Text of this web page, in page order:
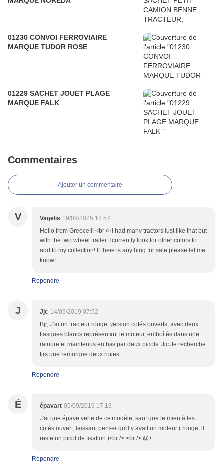
01230 CONVOI FERROVIAIRE
MARQUE TUDOR ROSE
01229 SACHET JOUET PLAGE
MARQUE FALK
Commentaires
Ajouter un commentaire
V Vagelis 19/09/2025 18:57
Hello from Greece!!! <br /> I had many tractors just like that but
with the two wheel trailer. I currently look for other colors to
add to my collection! If there is anything for sale please let me
know!
Répondre
J Jjc 14/09/2019 07:52
Bjr, J’ai un tracteur rouge, version cotés ouverts, avec deux
flasques blancs représentant le moteur, emboîtés dans une
rainure et maintenus en bas par deux picots. Jjc Je recherche
tjrs une remorque deux roues ...
Répondre
É épavart 05/09/2019 17:13
J'ai une épave verte de ce modèle, sauf que le mien à les
cotés ouvert, laissant penser qu'il y avait un moteur ( rouge, il
reste un picot de fixation )<br /> <br /> @+
Répondre